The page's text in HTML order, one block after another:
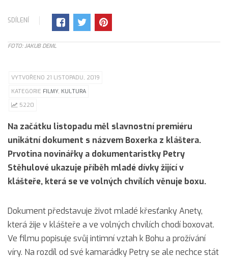
SDÍLENÍ
FOTO: JAKUB DEML
VYTVOŘENO 21 LISTOPADU, 2019
KATEGORIE FILMY, KULTURA
5220
Na začátku listopadu měl slavnostní premiéru
unikátní dokument s názvem Boxerka z kláštera.
Prvotina novinářky a dokumentaristky Petry
Stěhulové ukazuje příběh mladé dívky žijící v
klášteře, která se ve volných chvílích věnuje boxu.
Dokument představuje život mladé křesťanky Anety,
která žije v klášteře a ve volných chvílích chodí boxovat.
Ve filmu popisuje svůj intimní vztah k Bohu a prožívání
víry. Na rozdíl od své kamarádky Petry se ale nechce stát